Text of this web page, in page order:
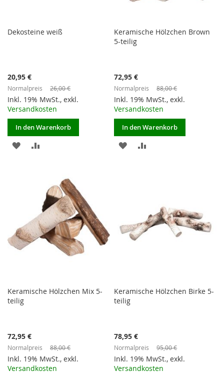
Dekosteine weiß
Sonderangebot
20,95 €
Normalpreis 26,00 €
Inkl. 19% MwSt., exkl.
Versandkosten
In den Warenkorb
ZUR
HINZUFÜGEN
HINZUFÜGEN
Keramische Hölzchen Brown
5-teilig
Sonderangebot
72,95 €
Normalpreis 88,00 €
Inkl. 19% MwSt.,exkl.
Versandkosten
In den Warenkorb
ZUR
Keramische Hölzchen Mix 5-
teilig
Sonderangebot
72,95 €
Normalpreis 88,00 €
Inkl. 19% MwSt., exkl.
Versandkosten
Keramische Hölzchen Birke 5-
teilig
Sonderangebot
78,95 €
Normalpreis 95,00 €
Inkl. 19% MwSt.,exkl.
Versandkosten